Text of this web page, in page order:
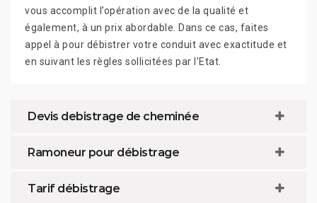
vous accomplit l’opération avec de la qualité et
également, à un prix abordable. Dans ce cas, faites
appel à pour débistrer votre conduit avec exactitude et
en suivant les règles sollicitées par l’Etat.
Devis debistrage de cheminée
Ramoneur pour débistrage
Tarif débistrage